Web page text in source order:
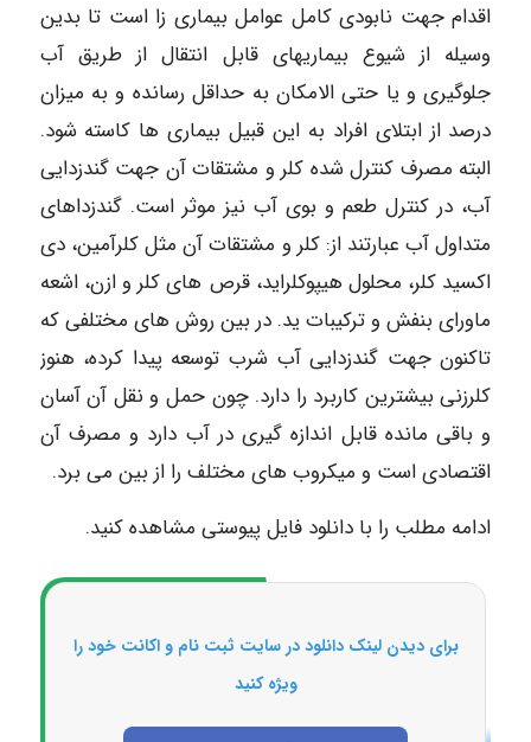
اقدام جهت نابودی کامل عوامل بیماری زا است تا بدین
وسیله از شیوع بیماریهای قابل انتقال از طریق آب
جلوگیری و یا حتی الامکان به حداقل رسانده و به میزان
درصد از ابتلای افراد به این قبیل بیماری ها کاسته شود.
البته مصرف کنترل شده کلر و مشتقات آن جهت گندزدایی
آب، در کنترل طعم و بوی آب نیز موثر است. گندزداهای
متداول آب عبارتند از: کلر و مشتقات آن مثل کلرآمین، دی
اکسید کلر، محلول هیپوکلراید، قرص های کلر و ازن، اشعه
ماورای بنفش و ترکیبات ید. در بین روش های مختلفی که
تاکنون جهت گندزدایی آب شرب توسعه پیدا کرده، هنوز
کلرزنی بیشترین کاربرد را دارد. چون حمل و نقل آن آسان
و باقی مانده قابل اندازه گیری در آب دارد و مصرف آن
اقتصادی است و میکروب های مختلف را از بین می برد.
ادامه مطلب را با دانلود فایل پیوستی مشاهده کنید.
برای دیدن لینک دانلود در سایت ثبت نام و اکانت خود را
ویژه کنید